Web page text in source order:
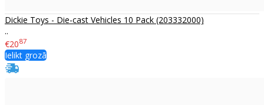
Dickie Toys - Die-cast Vehicles 10 Pack (203332000)
..
€2087
Ielikt grozā